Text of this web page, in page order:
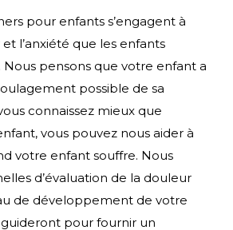
pour enfants s’engagent à
l’anxiété que les enfants
pensons que votre enfant a
possible de sa
connaissez mieux que
vous pouvez nous aider à
votre enfant souffre. Nous
d’évaluation de la douleur
de développement de votre
pour fournir un